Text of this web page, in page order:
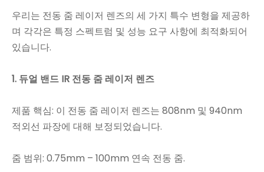
우리는 전동 줌 레이저 렌즈의 세 가지 특수 변형을 제공하
며 각각은 특정 스펙트럼 및 성능 요구 사항에 최적화되어
있습니다.
1. 듀얼 밴드 IR 전동 줌 레이저 렌즈
제품 핵심: 이 전동 줌 레이저 렌즈는 808nm 및 940nm
적외선 파장에 대해 보정되었습니다.
줌 범위: 0.75mm – 100mm 연속 전동 줌.